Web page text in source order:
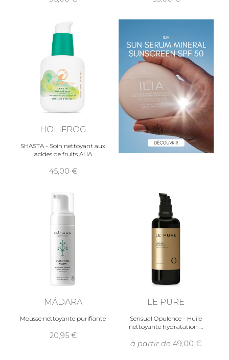
HOLIFROG
SHASTA - Soin nettoyant aux
acides de fruits AHA
45,00
MÁDARA
Mousse nettoyante purifiante
20,95
LE PURE
Sensual Opulence - Huile
nettoyante hydratation
à partir de 49,00